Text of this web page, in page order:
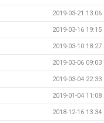
2019-03-21 13:06
2019-03-16 19:15
2019-03-10 18:27
2019-03-06 09:03
2019-03-04 22:33
2019-01-04 11:08
2018-12-16 13:34